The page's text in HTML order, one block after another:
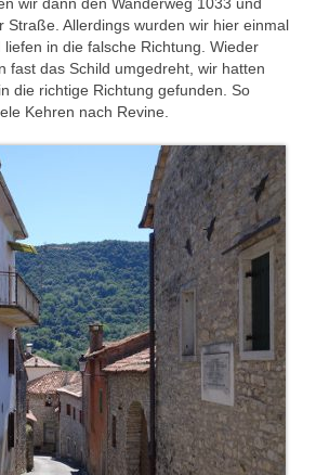
wir dann den Wanderweg 1033 und
Straße. Allerdings wurden wir hier einmal
in die falsche Richtung. Wieder
fast das Schild umgedreht, wir hatten
die richtige Richtung gefunden. So
Kehren nach Revine.